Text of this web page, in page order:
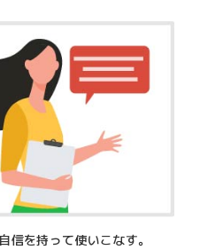
を持って使いこなす。